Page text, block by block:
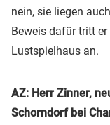
nein, sie liegen
Beweis dafür tritt
Lustspielhaus an.
AZ: Herr Zinner,
Schorndorf bei